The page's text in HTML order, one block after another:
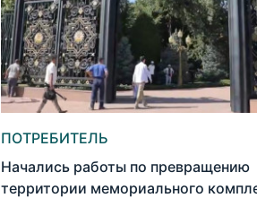
ПОТРЕБИТЕЛЬ
Начались работы по превращению
территории мемориального